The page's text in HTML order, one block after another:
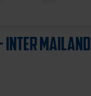
INTER MAILAND